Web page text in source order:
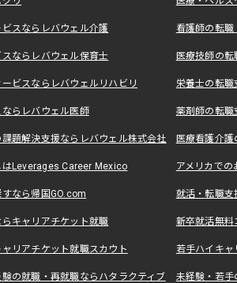
スならレバウェル介護 看護師の転
ならレバウェル保育士 医療技師の
ビスならレバウェルリハビリ 栄養士の転
らレバウェル医師 薬剤師の転
題解決支援ならレバウェル株式会社 医療看護介
はLeverages Career Mexico アメリカで
なら帰国GO.com 就活・転職
キャリアチケット就職 新卒就活無料
リアチケット就職スカウト 若手ハイキ
の就職・再就職ならハタラクティブ 未経験・若手